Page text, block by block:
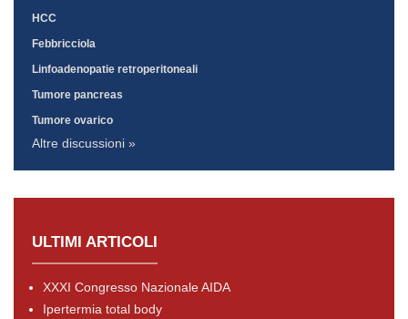
HCC
Febbricciola
Linfoadenopatie retroperitoneali
Tumore pancreas
Tumore ovarico
Altre discussioni »
ULTIMI ARTICOLI
XXXI Congresso Nazionale AIDA
Ipertermia total body